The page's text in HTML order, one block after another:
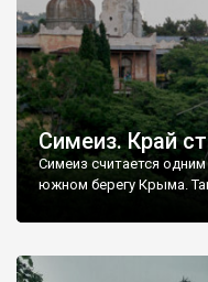
Симеиз. Край
Симеиз считается
южном берегу Крыма.